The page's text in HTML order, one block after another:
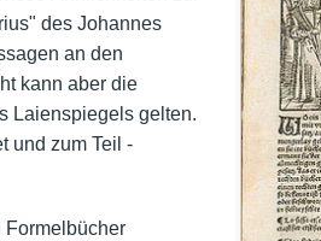
des Johannes
an den
kann aber die
Laienspiegels gelten.
und zum Teil -
Formelbücher